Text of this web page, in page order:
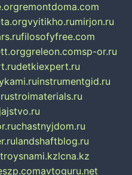
remontdoma.com
vyitikho.rumirjon.ru
filosofyfree.com
greleon.comsp-or.ru
detkiexpert.ru
instrumentgid.ru
stroimaterials.ru
chastnyjdom.ru
landshaftblog.ru
lcna.kz
avtoguru.net